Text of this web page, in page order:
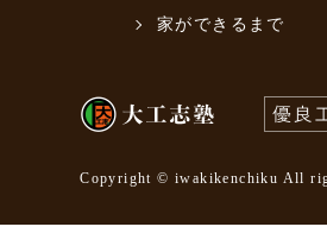
家ができるまで
Copyright © iwakikenchiku All